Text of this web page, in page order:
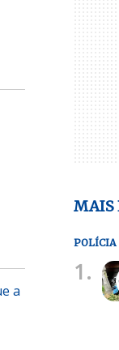
a
MAIS
POLÍCIA
1.